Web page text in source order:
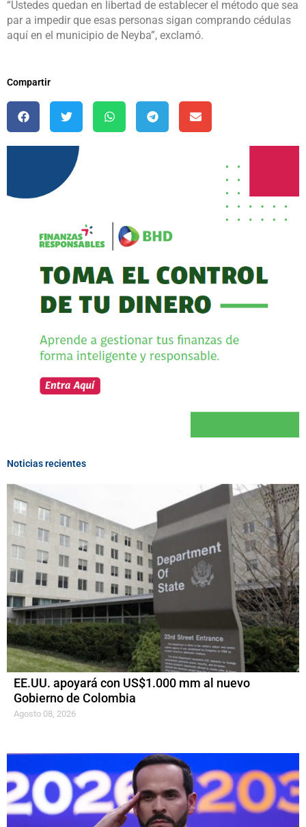
“Ustedes quedan en libertad de establecer el método que sea
par a impedir que esas personas sigan comprando cédulas
aquí en el municipio de Neyba”, exclamó.
Compartir
Noticias recientes
EE.UU. apoyará con US$1.000 mm al nuevo
Gobierno de Colombia
Agosto 08, 2026